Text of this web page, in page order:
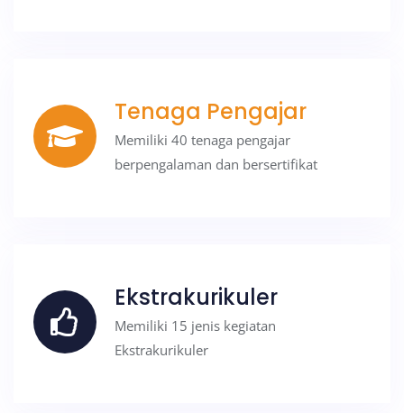
Tenaga Pengajar
Memiliki 40 tenaga pengajar
berpengalaman dan bersertifikat
Ekstrakurikuler
Memiliki 15 jenis kegiatan
Ekstrakurikuler